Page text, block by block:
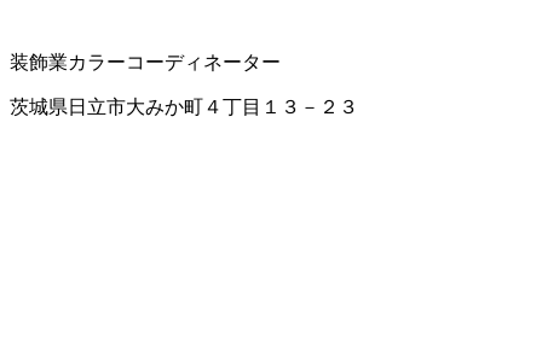
装飾業カラーコーディネーター
茨城県日立市大みか町４丁目１３－２３